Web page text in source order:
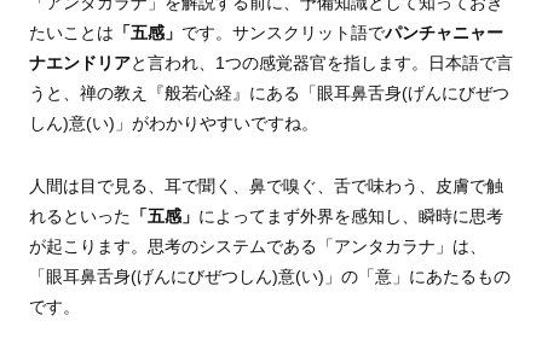
たいことは 「五感」 です。サンスクリット語でパンチャニャー
ナエンドリアと言われ、1つの感覚器官を指します。日本語で言
うと、禅の教え『般若心経』にある「眼耳鼻舌身(げんにびぜつ
しん)意(い)」がわかりやすいですね。
人間は目で見る、耳で聞く、鼻で嗅ぐ、舌で味わう、皮膚で触
れるといった 「五感」 によってまず外界を感知し、瞬時に思考
が起こります。思考のシステムである「アンタカラナ」は、
「眼耳鼻舌身(げんにびぜつしん)意(い)」の「意」にあたるもの
です。